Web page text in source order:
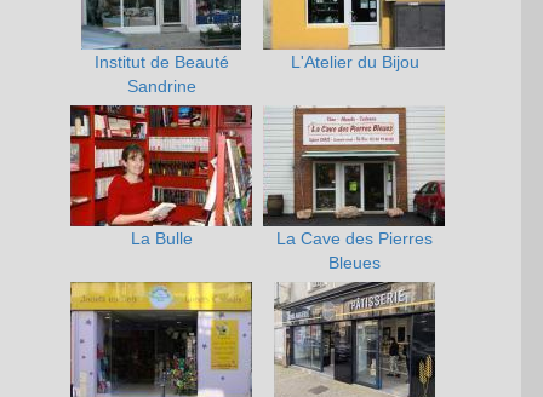
Institut de Beauté
Sandrine
L'Atelier du Bijou
La Bulle
La Cave des Pierres
Bleues